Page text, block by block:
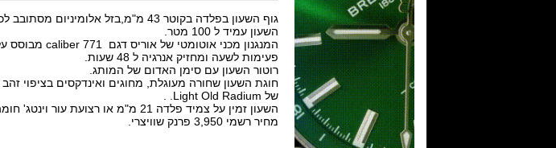
גוף השעון בפלדה בקוטר 43 מ"מ,בזל אלומיניום מסתובב לכיוון אחד, ספיר קריסטל על ציפוי נגד השתפקות.
השעון עמיד ל 100 מטר.
פעימות לשעה ומחזיק אנרגיה ל 48 שעות.
רוטור השעון עם סימן האדום של המותג.
של Light Old Radium. .
השעון זמין על צמיד פלדה 21 מ"מ או רצועת עור וינטג' חומה
מחיר רשמי 3,950 פרנק שוויצרי.